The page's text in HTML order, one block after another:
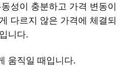
성이 충분하고 가격 변동이
다르지 않은 가격에 체결되
니다.
움직일 때입니다.